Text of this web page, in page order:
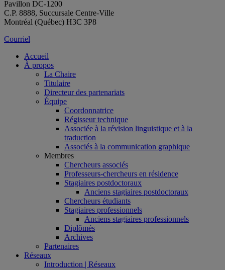
Pavillon DC-1200
C.P. 8888, Succursale Centre-Ville
Montréal (Québec) H3C 3P8
Courriel
Accueil
À propos
La Chaire
Titulaire
Directeur des partenariats
Équipe
Coordonnatrice
Régisseur technique
Associée à la révision linguistique et à la
traduction
Associés à la communication graphique
Membres
Chercheurs associés
Professeurs-chercheurs en résidence
Stagiaires postdoctoraux
Anciens stagiaires postdoctoraux
Chercheurs étudiants
Stagiaires professionnels
Anciens stagiaires professionnels
Diplômés
Archives
Partenaires
Réseaux
Introduction | Réseaux